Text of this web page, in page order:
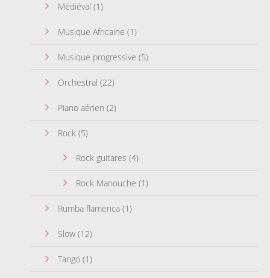
Médiéval (1)
Musique Africaine (1)
Musique progressive (5)
Orchestral (22)
Piano aérien (2)
Rock (5)
Rock guitares (4)
Rock Manouche (1)
Rumba flamenca (1)
Slow (12)
Tango (1)